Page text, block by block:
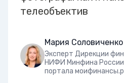
телеобъектив
Мария Соловиченко
Эксперт Дирекции
НИФИ Минфина
портала